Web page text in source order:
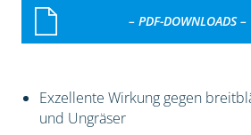
– PDF-DOWNLOADS –
Exzellente Wirkung gegen
und Ungräser